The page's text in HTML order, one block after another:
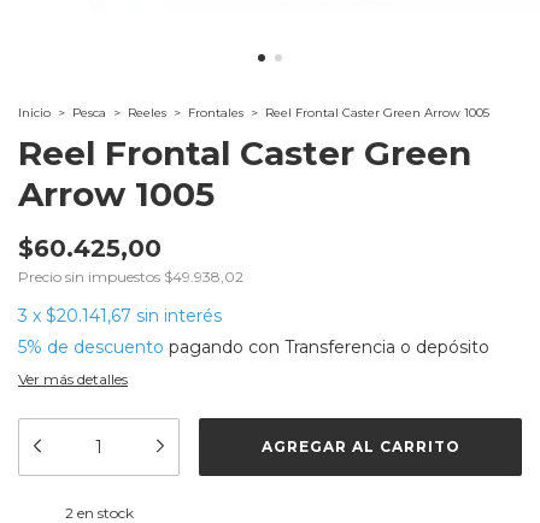
Inicio > Pesca > Reeles > Frontales > Reel Frontal Caster Green Arrow 1005
Reel Frontal Caster Green
Arrow 1005
$60.425,00
Precio sin impuestos $49.938,02
3 x $20.141,67 sin interés
5% de descuento pagando con Transferencia o depósito
Ver más detalles
2 en stock